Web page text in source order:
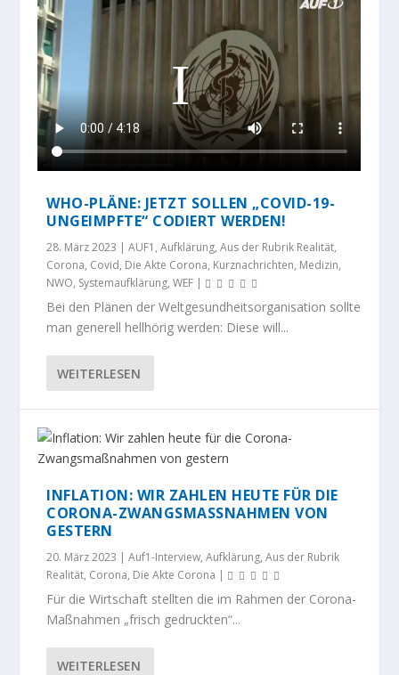
WHO-PLÄNE: JETZT SOLLEN „COVID-19-
UNGEIMPFTE“ CODIERT WERDEN!
28. März 2023 |AUF1 ,Aufklärung,Aus der Rubrik Realität,
Corona, Covid, Die Akte Corona, Kurznachrichten, Medizin,
NWO, Systemaufklärung,WEF |
Bei den Plänen der Weltgesundheitsorganisation sollte
man generell hellhörig werden: Diese will...
WEITERLESEN
INFLATION: WIR ZAHLEN HEUTE FÜR DIE
CORONA-ZWANGSMASSNAHMEN VON G
ESTERN
20. März 2023 |Auf1-Interview,Aufklärung,Aus der Rubrik
Realität, Corona, Die Akte Corona |
Für die Wirtschaft stellten die im Rahmen der Corona-
Maßnahmen „frisch gedruckten“...
WEITERLESEN